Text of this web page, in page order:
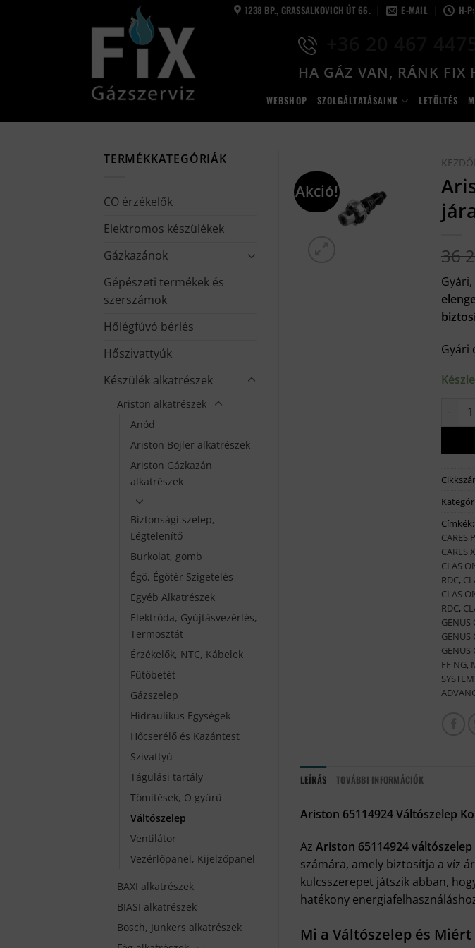
1238 BP., GRASSALKOVICH ÚT 66. E-MAIL H-
HA GÁZ VAN, RÁNK FIX
WEBSHOP SZOLGÁLTATÁSAINK LETÖLTÉS
TERMÉKKATEGÓRIÁK
CO érzékelők
Elektromos készülékek
Gázkazánok
Gépészeti termékek és
szerszámok
Hőlégfúvó bérlés
Hőszivattyúk
Készülék alkatrészek
Ariston alkatrészek
Anód
Ariston Bojler alkatrészek
Ariston Gázkazán
alkatrészek
Biztonsági szelep,
Légtelenítő
Burkolat, gomb
Égő, Égőtér Szigetelés
Egyéb Alkatrészek
Elektróda, Gyújtásvezérlés,
Termosztát
Érzékelők, NTC, Kábelek
Fűtőbetét
Gázszelep
Hidraulikus Egységek
Hőcserélő és Kazántest
Szivattyú
Tágulási tartály
Tömítések, O gyűrű
Váltószelep
Ventilátor
Vezérlőpanel, Kijelzőpanel
BAXI alkatrészek
BIASI alkatrészek
Bosch, Junkers alkatrészek
Akció!
36
Gyári
Címkék:
CARES
CARES
CLAS
RDC,
CLAS
RDC,
GENUS
GENUS
GENUS
FF NG,
LEÍRÁS TOVÁBBI INFORMÁCIÓK
Ariston 65114924 Váltószelep
Az Ariston 65114924
számára, amely biztosítja a víz
kulcsszerepet játszik abban,
hatékony
Mi a Váltószelep és